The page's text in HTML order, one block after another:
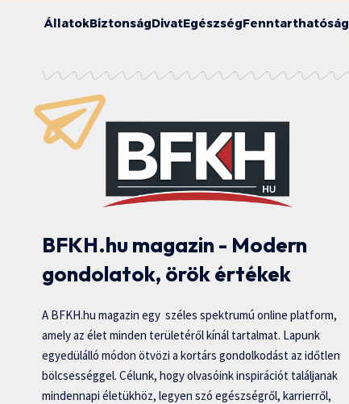
ÁllatokBiztonságDivatEgészségFenntarthatóság
BFKH.hu magazin - Modern
gondolatok, örök értékek
A BFKH.hu magazin egy széles spektrumú online platform,
amely az élet minden területéről kínál tartalmat. Lapunk
egyedülálló módon ötvözi a kortárs gondolkodást az időtlen
bölcsességgel. Célunk, hogy olvasóink inspirációt találjanak
mindennapi életükhöz, legyen szó egészségről, karrierről,